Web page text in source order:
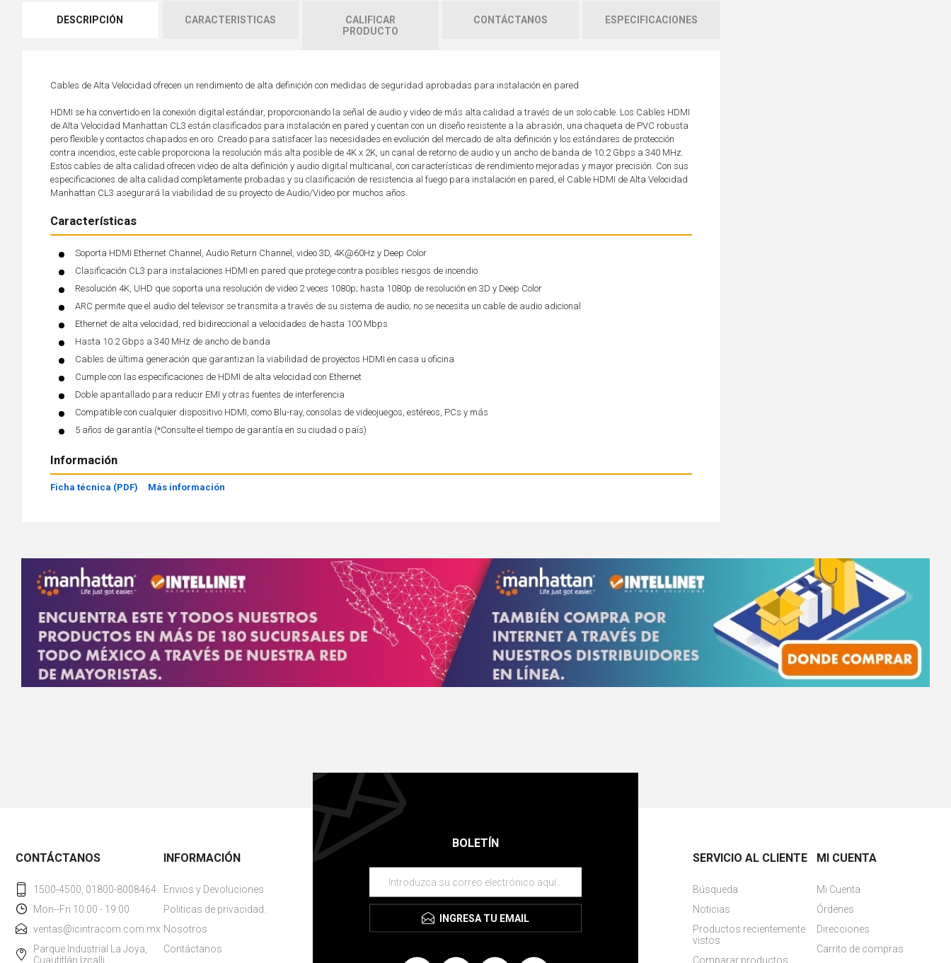
DESCRIPCIÓN CARACTERISTICAS
CALIFICAR
PRODUCTO
CONTÁCTANOS ESPECIFICACIONES
Cables de Alta Velocidad ofrecen un rendimiento de alta definición con medidas de seguridad aprobadas para instalación en pared
HDMI se ha convertido en la conexión digital estándar, proporcionando la señal de audio y video de más alta calidad a través de un solo cable. Los Cables HDMI
de Alta Velocidad Manhattan CL3 están clasificados para instalación en pared y cuentan con un diseño resistente a la abrasión, una chaqueta de PVC robusta
pero flexible y contactos chapados en oro. Creado para satisfacer las necesidades en evolución del mercado de alta definición y los estándares de protección
contra incendios, este cable proporciona la resolución más alta posible de 4K x 2K, un canal de retorno de audio y un ancho de banda de 10.2 Gbps a 340 MHz.
Estos cables de alta calidad ofrecen video de alta definición y audio digital multicanal, con características de rendimiento mejoradas y mayor precisión. Con sus
especificaciones de alta calidad completamente probadas y su clasificación de resistencia al fuego para instalación en pared, el Cable HDMI de Alta Velocidad
Manhattan CL3 asegurará la viabilidad de su proyecto de Audio/Video por muchos años.
Características
Soporta HDMI Ethernet Channel, Audio Return Channel, video 3D, 4K@60Hz y Deep Color
Clasificación CL3 para instalaciones HDMI en pared que protege contra posibles riesgos de incendio
Resolución 4K, UHD que soporta una resolución de video 2 veces 1080p; hasta 1080p de resolución en 3D y Deep Color
ARC permite que el audio del televisor se transmita a través de su sistema de audio; no se necesita un cable de audio adicional
Ethernet de alta velocidad, red bidireccional a velocidades de hasta 100 Mbps
Hasta 10.2 Gbps a 340 MHz de ancho de banda
Cables de última generación que garantizan la viabilidad de proyectos HDMI en casa u oficina
Cumple con las especificaciones de HDMI de alta velocidad con Ethernet
Doble apantallado para reducir EMI y otras fuentes de interferencia
Compatible con cualquier dispositivo HDMI, como Blu-ray, consolas de videojuegos, estéreos, PCs y más
5 años de garantía (*Consulte el tiempo de garantía en su ciudad o país)
Información
Ficha técnica (PDF) Más información
BOLETÍN
INGRESA TU EMAIL
CONTÁCTANOS
1500-4500, 01800-8008464
Mon--Fri 10:00 - 19:00
ventas@icintracom.com.mx
Parque Industrial La Joya,
Cuautitlán Izcalli
INFORMACIÓN
Envios y Devoluciones
Politicas de privacidad.
Nosotros
Contáctanos
SERVICIO AL CLIENTE
Búsqueda
Noticias
Productos recientemente
vistos
Comparar productos
MI CUENTA
Mi Cuenta
Órdenes
Direcciones
Carrito de compras